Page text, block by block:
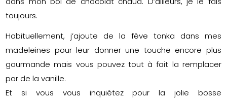
toujours.
Habituellement, j’ajoute de la fève tonka dans mes
madeleines pour leur donner une touche encore plus
gourmande mais vous pouvez tout à fait la remplacer
par de la vanille.
Et si vous vous inquiétez pour la jolie bosse